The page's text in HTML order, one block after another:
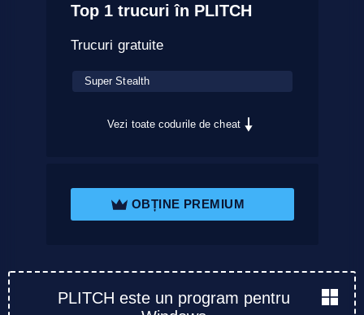
Top 1 trucuri în PLITCH
Trucuri gratuite
Super Stealth
Vezi toate codurile de cheat
OBȚINE PREMIUM
PLITCH este un program pentru